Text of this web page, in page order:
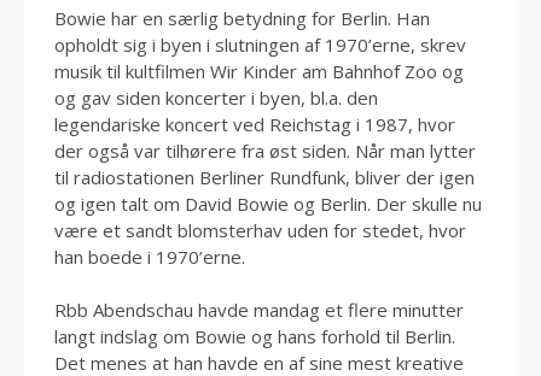
Bowie har en særlig betydning for Berlin. Han
opholdt sig i byen i slutningen af 1970’erne, skrev
musik til kultfilmen Wir Kinder am Bahnhof Zoo og
og gav siden koncerter i byen, bl.a. den
legendariske koncert ved Reichstag i 1987, hvor
der også var tilhørere fra øst siden. Når man lytter
til radiostationen Berliner Rundfunk, bliver der igen
og igen talt om David Bowie og Berlin. Der skulle nu
være et sandt blomsterhav uden for stedet, hvor
han boede i 1970’erne.
Rbb Abendschau havde mandag et flere minutter
langt indslag om Bowie og hans forhold til Berlin.
Det menes at han havde en af sine mest kreative